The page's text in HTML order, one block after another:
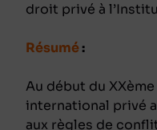
droit privé à
Résumé:
Au début du
international privé
aux règles de